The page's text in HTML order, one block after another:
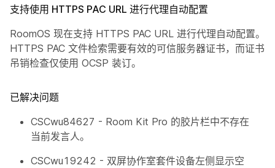
支持使用 HTTPS PAC URL 进行代理自动配置
RoomOS 现在支持 HTTPS PAC URL 进行代理自动配置。
HTTPS PAC 文件检索需要有效的可信服务器证书，而证书
吊销检查仅使用 OCSP 装订。
已解决问题
CSCwu84627 - Room Kit Pro 的胶片栏中不存在
当前发言人。
CSCwu19242 - 双屏协作室套件设备左侧显示空